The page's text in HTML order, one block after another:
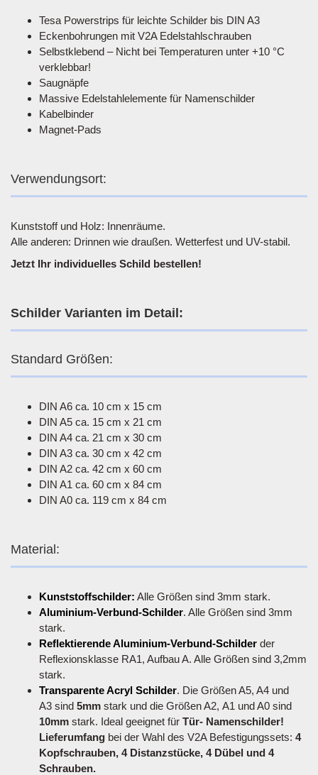
Tesa Powerstrips für leichte Schilder bis DIN A3
Eckenbohrungen mit V2A Edelstahlschrauben
Selbstklebend – Nicht bei Temperaturen unter +10 °C
verklebbar!
Saugnäpfe
Massive Edelstahlelemente für Namenschilder
Kabelbinder
Magnet-Pads
Verwendungsort:
Kunststoff und Holz: Innenräume.
Alle anderen: Drinnen wie draußen. Wetterfest und UV-stabil.
Jetzt Ihr individuelles Schild bestellen!
Schilder Varianten im Detail:
Standard Größen:
DIN A6 ca. 10 cm x 15 cm
DIN A5 ca. 15 cm x 21 cm
DIN A4 ca. 21 cm x 30 cm
DIN A3 ca. 30 cm x 42 cm
DIN A2 ca. 42 cm x 60 cm
DIN A1 ca. 60 cm x 84 cm
DIN A0 ca. 119 cm x 84 cm
Material:
Kunststoffschilder: Alle Größen sind 3mm stark.
Aluminium-Verbund-Schilder. Alle Größen sind 3mm
stark.
Reflektierende Aluminium-Verbund-Schilder der
Reflexionsklasse RA1, Aufbau A. Alle Größen sind 3,2mm
stark.
Transparente Acryl Schilder. Die Größen A5, A4 und
A3 sind 5mm stark und die Größen A2, A1 und A0 sind
10mm stark. Ideal geeignet für Tür- Namenschilder!
Lieferumfang bei der Wahl des V2A Befestigungssets: 4
Kopfschrauben, 4 Distanzstücke, 4 Dübel und 4
Schrauben.